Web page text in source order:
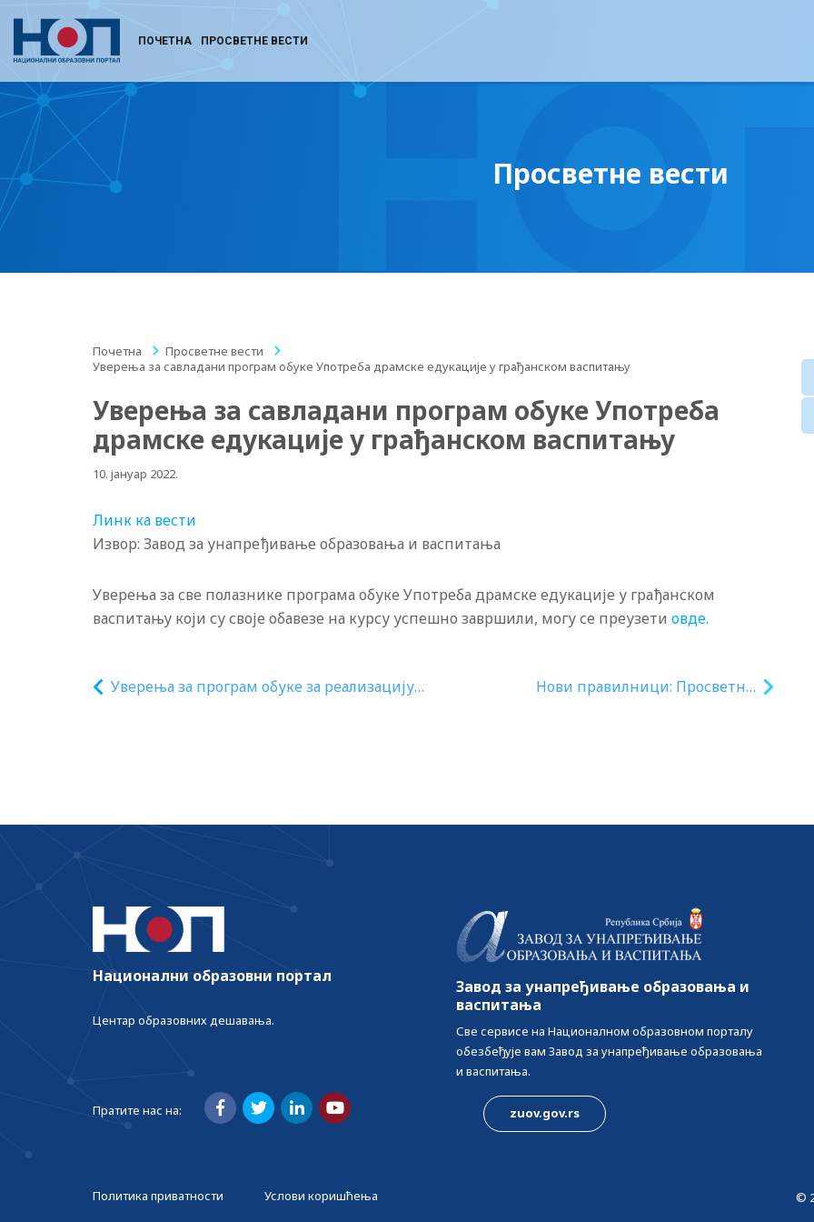
ПОЧЕТНА ПРОСВЕТНЕ ВЕСТИ
Просветне вести
Почетна / Просветне вести
/
Уверења за савладани програм обуке Употреба драмске едукације у грађанском васпитању
Уверења за савладани програм обуке Употреба
драмске едукације у грађанском васпитању
10. јануар 2022.
Линк ка вести
Извор: Завод за унапређивање образовања и васпитања
Уверења за све полазнике програма обуке Употреба драмске едукације у грађанском
васпитању који су своје обавезе на курсу успешно завршили, могу се преузети овде.
Уверења за програм обуке за реализацију
Нови правилници: Просветни
Национални образовни портал
Центар образовних дешавања.
Завод за унапређивање образовања и
васпитања
Све сервисе на Националном образовном порталу
обезбеђује вам Завод за унапређивање образовања
и васпитања.
zuov.gov.rs
Пратите нас на:
Политика приватности Услови коришћења ©